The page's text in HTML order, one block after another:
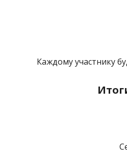
Каждому участнику